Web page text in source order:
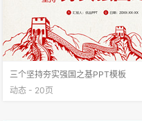
三个坚持夯实强国之基PPT模板
动态 - 20页